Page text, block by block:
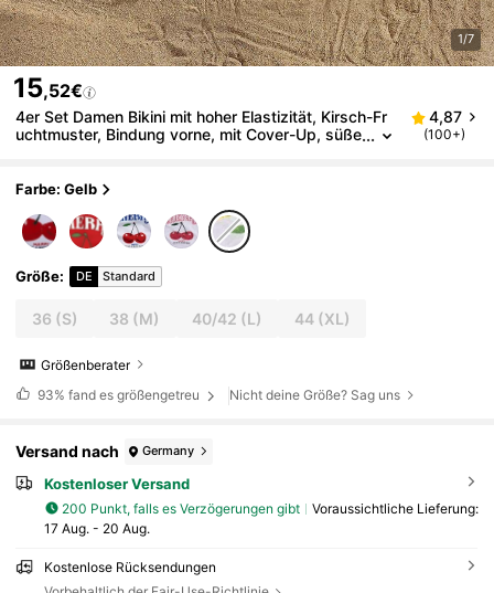
1/7
15,52€
4er Set Damen Bikini mit hoher Elastizität, Kirsch-Fr
uchtmuster, Bindung vorne, mit Cover-Up, süße
4,87
(100+)
Farbe: Gelb
Größe: DE Standard
36 (S) 38 (M) 40/42 (L) 44(XL)
Größenberater
93% fand es größengetreu Nicht deine Größe? Sag uns
Versand nach Germany
Kostenloser Versand
200 Punkt, falls es Verzögerungen gibt
Voraussichtliche Lieferung:
17 Aug. - 20 Aug.
Kostenlose Rücksendungen